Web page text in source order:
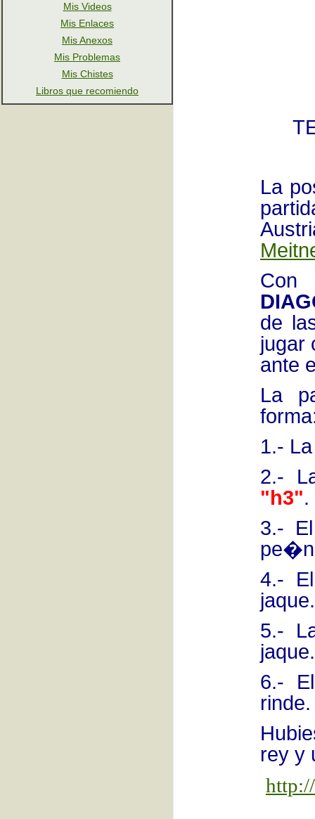
Mis Videos
Mis Enlaces
Mis Anexos
Mis Problemas
Mis Chistes
Libros que recomiendo
La
de
jugar
ante
La
1.-
2.-
"h3".
3.-
4.-
5.-
6.-
rey y